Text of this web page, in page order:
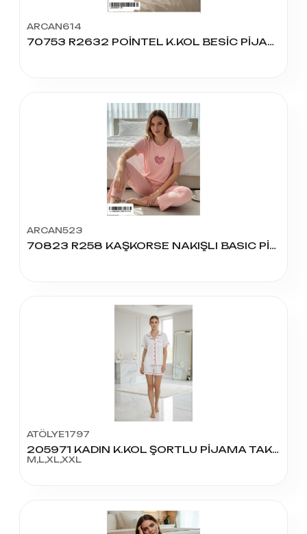
ARCAN614
70753 R2632 POİNTEL K.KOL BESİC PİJAMA TAKIM
ARCAN523
70823 R258 KAŞKORSE NAKIŞLI BASIC PİJAMA TAKIM
ATÖLYE1797
205971 KADIN K.KOL ŞORTLU PİJAMA TAKIM
M,L,XL,XXL